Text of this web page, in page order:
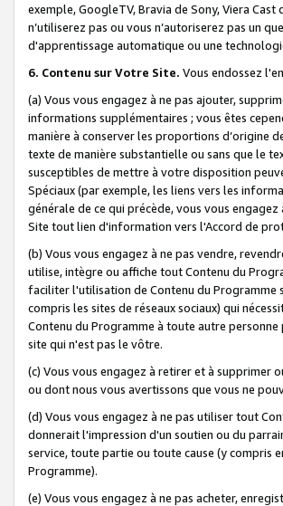
exemple, GoogleTV, Bravia de Sony, Viera
n’utiliserez pas ou vous n’autoriserez pas un
d'apprentissage automatique ou une
6. Contenu sur Votre Site. Vous endossez
(a) Vous vous engagez à ne pas ajouter,
informations supplémentaires ; vous êtes
manière à conserver les proportions d’origine
texte de manière substantielle ou sans que le
susceptibles de mettre à votre disposition
Spéciaux (par exemple, les liens vers les
générale de ce qui précède, vous vous
Site tout lien d'information vers l'Accord de
(b) Vous vous engagez à ne pas vendre,
utilise, intègre ou affiche tout Contenu du
faciliter l'utilisation de Contenu du Programme
compris les sites de réseaux sociaux) qui
Contenu du Programme à toute autre
site qui n'est pas le vôtre.
(c) Vous vous engagez à retirer et à supprimer
ou dont nous vous avertissons que vous ne
(d) Vous vous engagez à ne pas utiliser tout
donnerait l'impression d'un soutien ou du
service, toute partie ou toute cause (y compris
Programme).
(e) Vous vous engagez à ne pas acheter,